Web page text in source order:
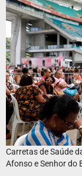
Carretas de Saúde
Afonso e Senhor do